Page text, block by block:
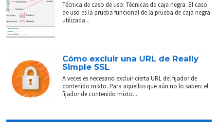
Técnica de caso de uso: Técnicas de caja negra. El caso
de uso es la prueba funcional de la prueba de caja negra
utilizada...
Cómo excluir una URL de Really
Simple SSL
A veces es necesario excluir cierta URL del fijador de
contenido mixto. Para aquellos que aún no lo saben: el
fijador de contenido mixto...